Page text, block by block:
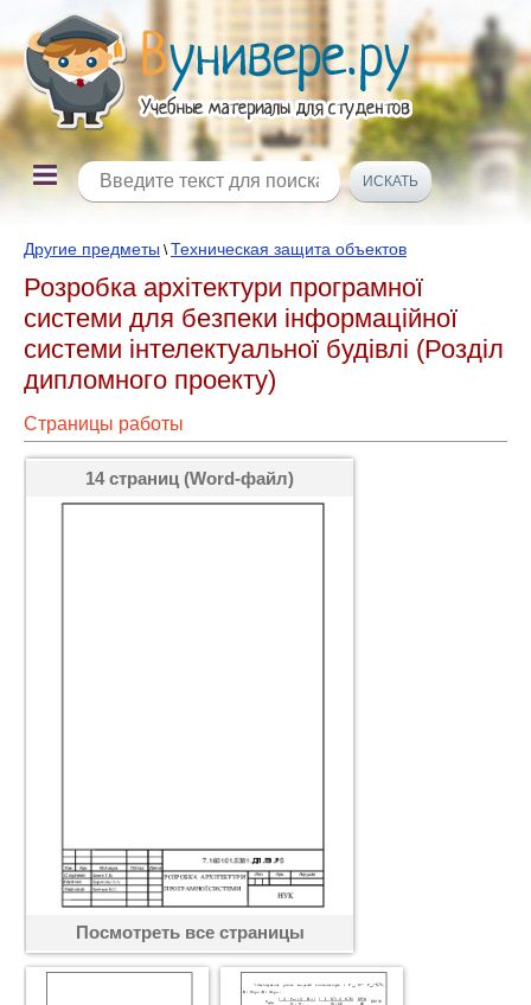
Другие предметы \Техническая защита объектов
Розробка архітектури програмної
системи для безпеки інформаційної
системи інтелектуальної будівлі (Розділ
дипломного проекту)
Страницы работы
14 страниц (Word-файл)
Посмотреть все страницы